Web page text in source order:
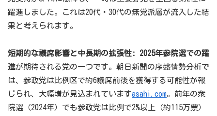
躍進しました。これは20代・30代の無党派層が流入した結
果と考えられます。
短期的な議席影響と中長期の拡張性:
2025年参院選での躍
進が期待される党の一つです。朝日新聞の序盤情勢分析で
は、参政党は比例区で約6議席前後を獲得する可能性が報
じられ、大幅増が見込まれていますasahi.com。前年の衆
院選（2024年）でも参政党は比例で2%以上（約115万票）